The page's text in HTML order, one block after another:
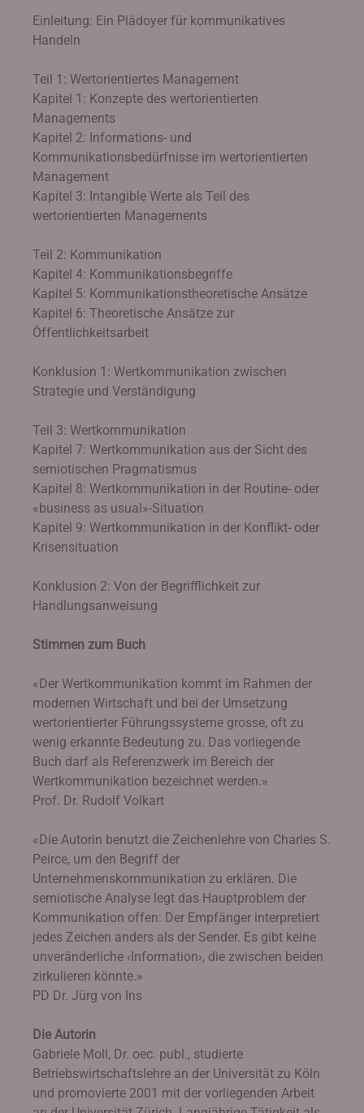
Einleitung: Ein Plädoyer für kommunikatives
Handeln
Teil 1: Wertorientiertes Management
Kapitel 1: Konzepte des wertorientierten
Managements
Kapitel 2: Informations- und
Kommunikationsbedürfnisse im wertorientierten
Management
Kapitel 3: Intangible Werte als Teil des
wertorientierten Managements
Teil 2: Kommunikation
Kapitel 4: Kommunikationsbegriffe
Kapitel 5: Kommunikationstheoretische Ansätze
Kapitel 6: Theoretische Ansätze zur
Öffentlichkeitsarbeit
Konklusion 1: Wertkommunikation zwischen
Strategie und Verständigung
Teil 3: Wertkommunikation
Kapitel 7: Wertkommunikation aus der Sicht des
semiotischen Pragmatismus
Kapitel 8: Wertkommunikation in der Routine- oder
«business as usual»-Situation
Kapitel 9: Wertkommunikation in der Konflikt- oder
Krisensituation
Konklusion 2: Von der Begrifflichkeit zur
Handlungsanweisung
Stimmen zum Buch
«Der Wertkommunikation kommt im Rahmen der
modernen Wirtschaft und bei der Umsetzung
wertorientierter Führungssysteme grosse, oft zu
wenig erkannte Bedeutung zu. Das vorliegende
Buch darf als Referenzwerk im Bereich der
Wertkommunikation bezeichnet werden.»
Prof. Dr. Rudolf Volkart
«Die Autorin benutzt die Zeichenlehre von Charles S.
Peirce, um den Begriff der
Unternehmenskommunikation zu erklären. Die
semiotische Analyse legt das Hauptproblem der
Kommunikation offen: Der Empfänger interpretiert
jedes Zeichen anders als der Sender. Es gibt keine
unveränderliche ‹Information›, die zwischen beiden
zirkulieren könnte.»
PD Dr. Jürg von Ins
Die Autorin
Gabriele Moll, Dr. oec. publ., studierte
Betriebswirtschaftslehre an der Universität zu Köln
und promovierte 2001 mit der vorliegenden Arbeit